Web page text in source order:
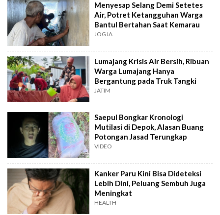
Menyesap Selang Demi Setetes
Air, Potret Ketangguhan Warga
Bantul Bertahan Saat Kemarau
JOGJA
Lumajang Krisis Air Bersih, Ribuan
Warga Lumajang Hanya
Bergantung pada Truk Tangki
JATIM
Saepul Bongkar Kronologi
Mutilasi di Depok, Alasan Buang
Potongan Jasad Terungkap
VIDEO
Kanker Paru Kini Bisa Dideteksi
Lebih Dini, Peluang Sembuh Juga
Meningkat
HEALTH